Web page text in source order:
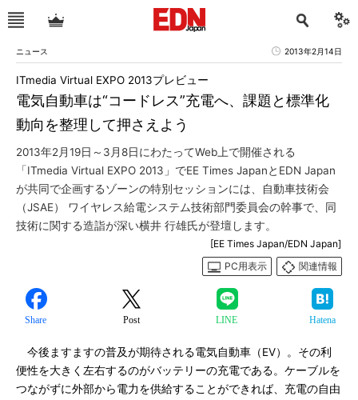
ニュース 2013年2月14日
電気自動車は“コードレス”充電へ、課題と標準化
動向を整理して押さえよう
ITmedia Virtual EXPO 2013プレビュー
2013年2月19日～3月8日にわたってWeb上で開催される
「ITmedia Virtual EXPO 2013」でEE Times JapanとEDN Japan
が共同で企画するゾーンの特別セッションには、自動車技術会
（JSAE） ワイヤレス給電システム技術部門委員会の幹事で、同
技術に関する造詣が深い横井 行雄氏が登壇します。
[EE Times Japan/EDN Japan]
PC用表示
関連情報
Share Post LINE Hatena
今後ますますの普及が期待される電気自動車（EV）。その利
便性を大きく左右するのがバッテリーの充電である。ケーブルを
つながずに外部から電力を供給することができれば、充電の自由